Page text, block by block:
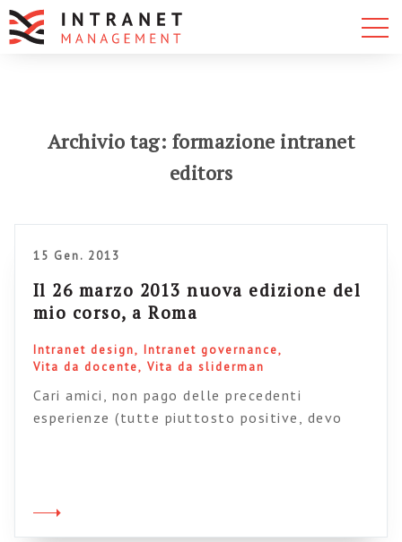
Archivio tag: formazione intranet
editors
15 Gen. 2013
Il 26 marzo 2013 nuova edizione del
mio corso, a Roma
Intranet design
Intranet governance
Vita da docente
Vita da sliderman
Cari amici, non pago delle precedenti
esperienze (tutte piuttosto positive, devo
precedente edizione di maggio, il corso si terrà